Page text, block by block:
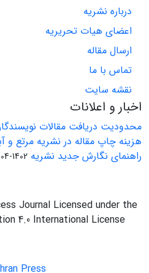
درباره نشریه
اعضای هیات تحریریه
ارسال مقاله
تماس با ما
نقشه سایت
اخبار و اعلانات
محدودیت دریافت مقالات
هزینه چاپ مقاله در نشریه مرتع و
راهنمای نگارش جدید نشریه 1402-04-22
Journal Licensed under the
4.0 International License
Press